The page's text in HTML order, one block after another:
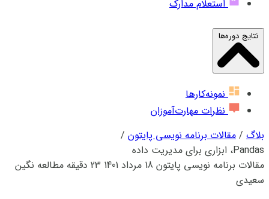
استعلام مدارک
نتایج دوره‌ها
نمونه‌کارها
نظرات مهارت‌آموزان
بلاگ / مقالات برنامه نویسی پایتون /
Pandas، ابزاری برای مدیریت داده
مقالات برنامه نویسی پایتون 18 مرداد 1401 23 دقیقه مطالعه
نگین
سعیدی